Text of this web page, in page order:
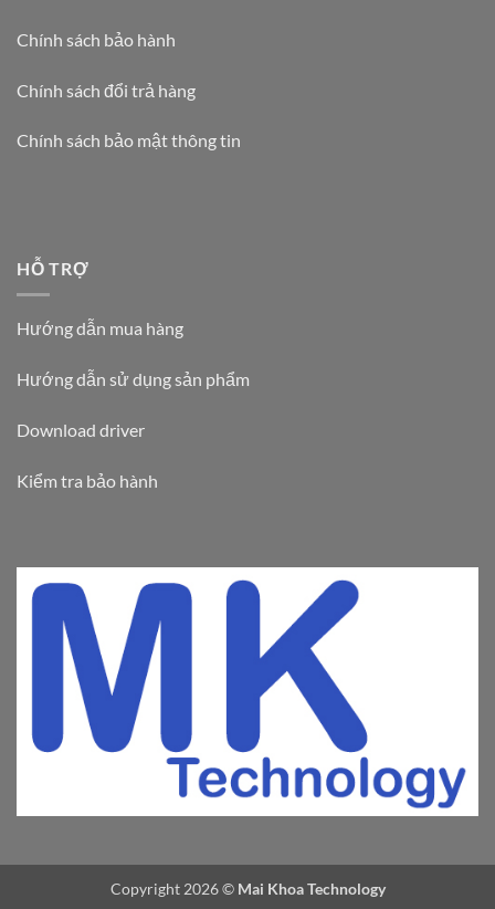
Chính sách bảo hành
Chính sách đổi trả hàng
Chính sách bảo mật thông tin
HỖ TRỢ
Hướng dẫn mua hàng
Hướng dẫn sử dụng sản phẩm
Download driver
Kiểm tra bảo hành
Copyright 2026 © Mai Khoa Technology